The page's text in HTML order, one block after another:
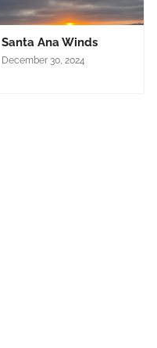
Santa Ana Winds
December 30, 2024